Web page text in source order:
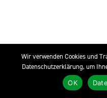
Wir verwenden Cookies und
Datenschutzerklärung, um
OK